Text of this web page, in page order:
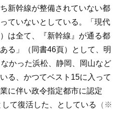
新幹線が整備されていない都
ていないとしている。「現代
は全て、『新幹線』が通る都
る」（同書46頁）として、明
かった浜松、静岡、岡山など
る、かつてベスト15に入って
に伴い政令指定都市に認定
して復活した、としている
（※